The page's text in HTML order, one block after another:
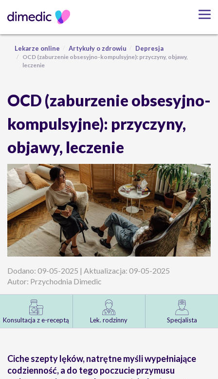
Lekarze online Artykuły o zdrowiu Depresja
OCD (zaburzenie obsesyjno-kompulsyjne): przyczyny, objawy,
leczenie
OCD (zaburzenie obsesyjno-
kompulsyjne): przyczyny,
objawy, leczenie
Dodano: 09-05-2025 | Aktualizacja: 09-05-2025
Autor: Przychodnia Dimedic
Konsultacja z e-receptą Lek. rodzinny Specjalista
Ciche szepty lęków, natrętne myśli wypełniające
codzienność, a do tego poczucie przymusu